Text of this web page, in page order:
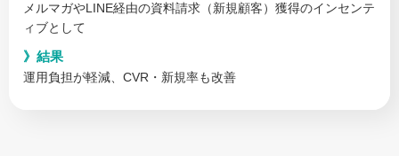
メルマガやLINE経由の資料請求（新規顧客）獲得のインセンテ
ィブとして
結果
運用負担が軽減、CVR・新規率も改善